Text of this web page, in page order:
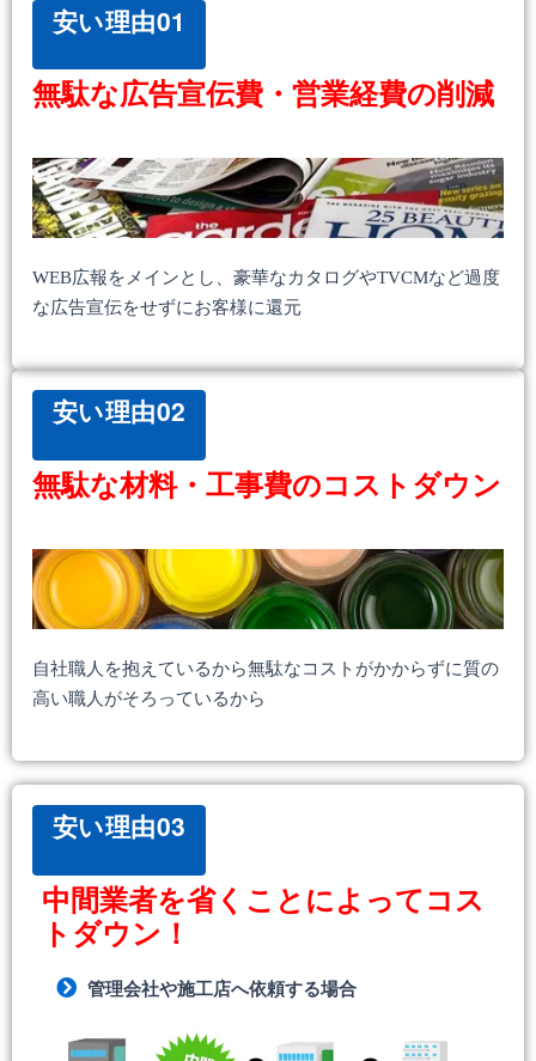
安い理由01
無駄な広告宣伝費・営業経費の削減
WEB広報をメインとし、豪華なカタログやTVCMなど過度
な広告宣伝をせずにお客様に還元
安い理由02
無駄な材料・工事費のコストダウン
自社職人を抱えているから無駄なコストがかからずに質の
高い職人がそろっているから
安い理由03
中間業者を省くことによってコス
トダウン！
管理会社や施工店へ依頼する場合